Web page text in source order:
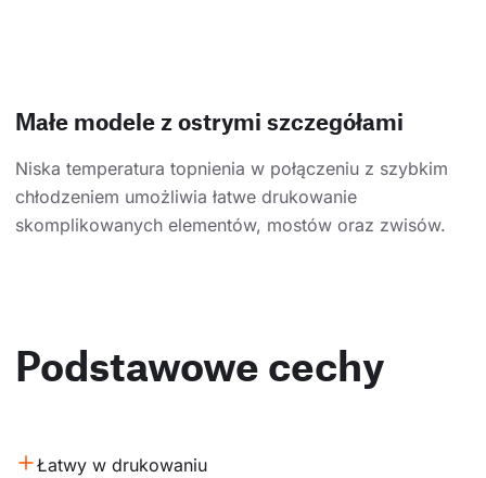
Małe modele z ostrymi szczegółami
Niska temperatura topnienia w połączeniu z szybkim
chłodzeniem umożliwia łatwe drukowanie
skomplikowanych elementów, mostów oraz zwisów.
Podstawowe cechy
Łatwy w drukowaniu